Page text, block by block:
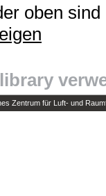
oben
Zentrum für Luft- und